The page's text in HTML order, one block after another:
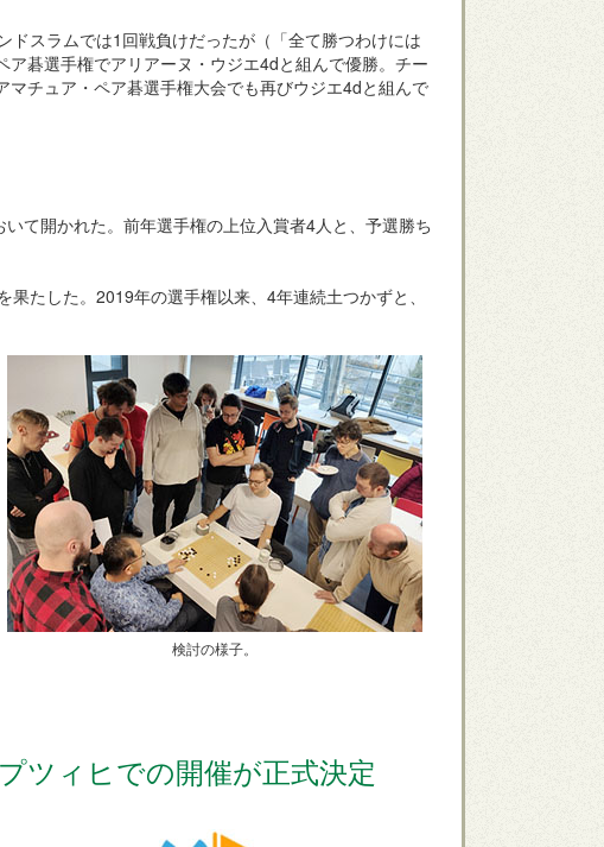
スラムでは1回戦負けだったが（「全て勝つわけには
碁選手権でアリアーヌ・ウジエ4dと組んで優勝。チー
チュア・ペア碁選手権大会でも再びウジエ4dと組んで
て開かれた。前年選手権の上位入賞者4人と、予選勝ち
たした。2019年の選手権以来、4年連続土つかずと、
検討の様子。
ツィヒでの開催が正式決定